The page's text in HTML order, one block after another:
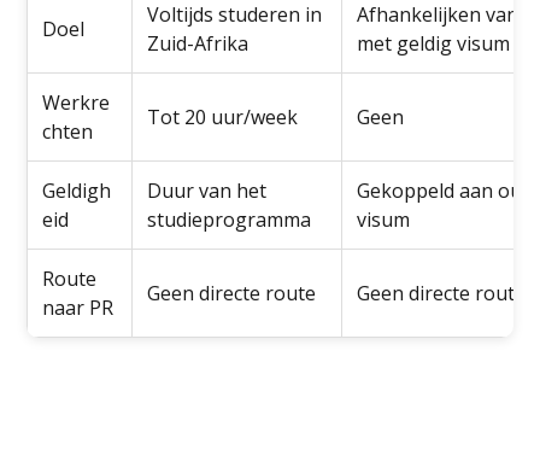
Doel
Voltijds studeren in
Zuid-Afrika
Afhankelijken van
met geldig visum
Werkre
chten
Tot 20 uur/week Geen
Geldigh
eid
Duur van het
studieprogramma
Gekoppeld aan
visum
Route
naar PR
Geen directe route Geen directe route